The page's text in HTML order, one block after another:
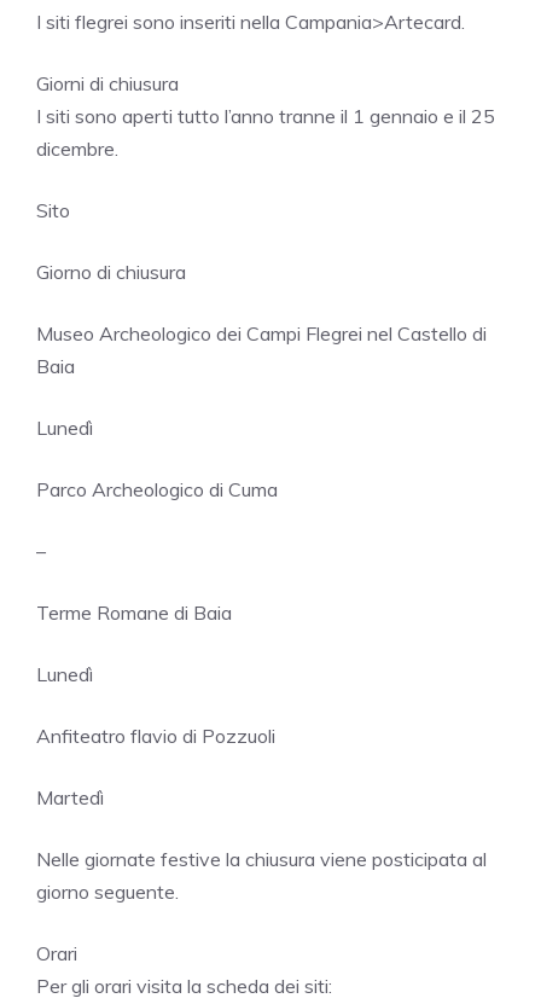
I siti flegrei sono inseriti nella Campania>Artecard.
Giorni di chiusura
I siti sono aperti tutto l’anno tranne il 1 gennaio e il 25
dicembre.
Sito
Giorno di chiusura
Museo Archeologico dei Campi Flegrei nel Castello di
Baia
Lunedì
Parco Archeologico di Cuma
–
Terme Romane di Baia
Lunedì
Anfiteatro flavio di Pozzuoli
Martedì
Nelle giornate festive la chiusura viene posticipata al
giorno seguente.
Orari
Per gli orari visita la scheda dei siti: